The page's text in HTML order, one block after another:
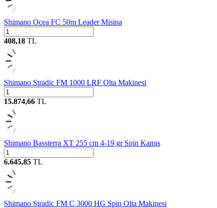
Shimano Ocea FC 50m Leader Misina
408,18 TL
Shimano Stradic FM 1000 LRF Olta Makinesi
15.874,66 TL
Shimano Bassterra XT 255 cm 4-19 gr Spin Kamış
6.645,85 TL
Shimano Stradic FM C 3000 HG Spin Olta Makinesi